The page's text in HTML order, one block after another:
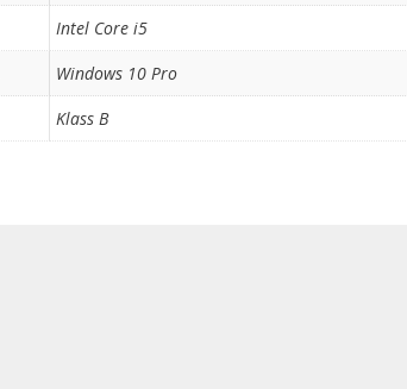
Intel Core i5
Windows 10 Pro
Klass B